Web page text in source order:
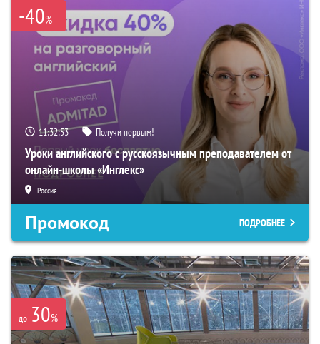
-40%
11:32:52 Получи первым!
Уроки английского с русскоязычным преподавателем от
онлайн-школы «Инглекс»
Россия
Промокод ПОДРОБНЕЕ
до 30%